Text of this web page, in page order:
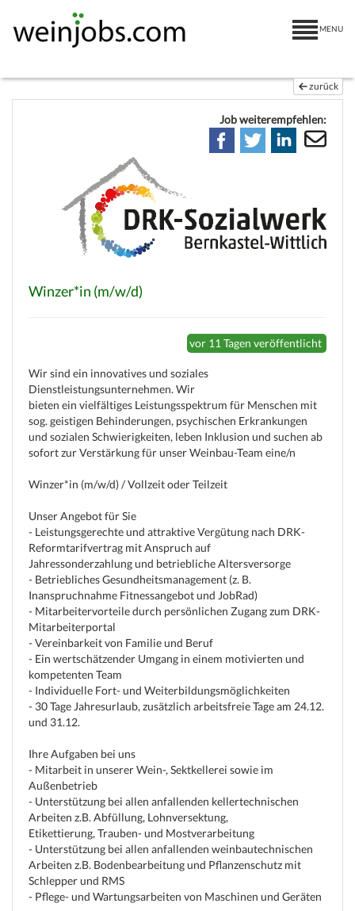
MENU
zurück
Job weiterempfehlen:
Winzer*in (m/w/d)
vor 11 Tagen veröffentlicht
Wir sind ein innovatives und soziales
Dienstleistungsunternehmen. Wir
bieten ein vielfältiges Leistungsspektrum für Menschen mit
sog. geistigen Behinderungen, psychischen Erkrankungen
und sozialen Schwierigkeiten, leben Inklusion und suchen ab
sofort zur Verstärkung für unser Weinbau-Team eine/n
Winzer*in (m/w/d) / Vollzeit oder Teilzeit
Unser Angebot für Sie
- Leistungsgerechte und attraktive Vergütung nach DRK-
Reformtarifvertrag mit Anspruch auf
Jahressonderzahlung und betriebliche Altersversorge
- Betriebliches Gesundheitsmanagement (z. B.
Inanspruchnahme Fitnessangebot und JobRad)
- Mitarbeitervorteile durch persönlichen Zugang zum DRK-
Mitarbeiterportal
- Vereinbarkeit von Familie und Beruf
- Ein wertschätzender Umgang in einem motivierten und
kompetenten Team
- Individuelle Fort- und Weiterbildungsmöglichkeiten
- 30 Tage Jahresurlaub, zusätzlich arbeitsfreie Tage am 24.12.
und 31.12.
Ihre Aufgaben bei uns
- Mitarbeit in unserer Wein-, Sektkellerei sowie im
Außenbetrieb
- Unterstützung bei allen anfallenden kellertechnischen
Arbeiten z.B. Abfüllung, Lohnversektung,
Etikettierung, Trauben- und Mostverarbeitung
- Unterstützung bei allen anfallenden weinbautechnischen
Arbeiten z.B. Bodenbearbeitung und Pflanzenschutz mit
Schlepper und RMS
- Pflege- und Wartungsarbeiten von Maschinen und Geräten